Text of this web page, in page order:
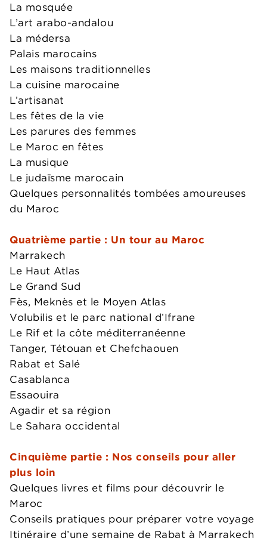
La mosquée
L’art arabo-andalou
La médersa
Palais marocains
Les maisons traditionnelles
La cuisine marocaine
L’artisanat
Les fêtes de la vie
Les parures des femmes
Le Maroc en fêtes
La musique
Le judaïsme marocain
Quelques personnalités tombées amoureuses
du Maroc
Quatrième partie : Un tour au Maroc
Marrakech
Le Haut Atlas
Le Grand Sud
Fès, Meknès et le Moyen Atlas
Volubilis et le parc national d’Ifrane
Le Rif et la côte méditerranéenne
Tanger, Tétouan et Chefchaouen
Rabat et Salé
Casablanca
Essaouira
Agadir et sa région
Le Sahara occidental
Cinquième partie : Nos conseils pour aller
plus loin
Quelques livres et films pour découvrir le
Maroc
Conseils pratiques pour préparer votre voyage
Itinéraire d’une semaine de Rabat à Marrakech